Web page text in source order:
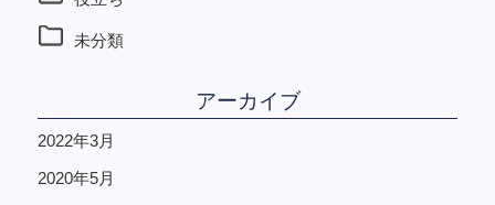
未分類
アーカイブ
2022年3月
2020年5月